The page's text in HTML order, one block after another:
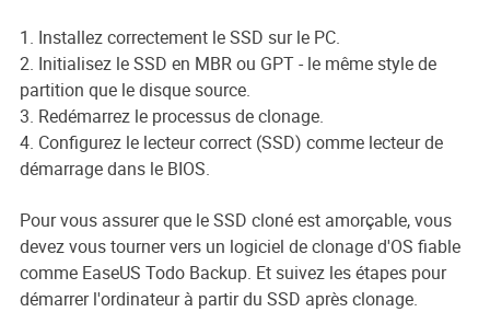
1. Installez correctement le SSD sur le PC.
2. Initialisez le SSD en MBR ou GPT - le même style de
partition que le disque source.
3. Redémarrez le processus de clonage.
4. Configurez le lecteur correct (SSD) comme lecteur de
démarrage dans le BIOS.
Pour vous assurer que le SSD cloné est amorçable, vous
devez vous tourner vers un logiciel de clonage d'OS fiable
comme EaseUS Todo Backup. Et suivez les étapes pour
démarrer l'ordinateur à partir du SSD après clonage.